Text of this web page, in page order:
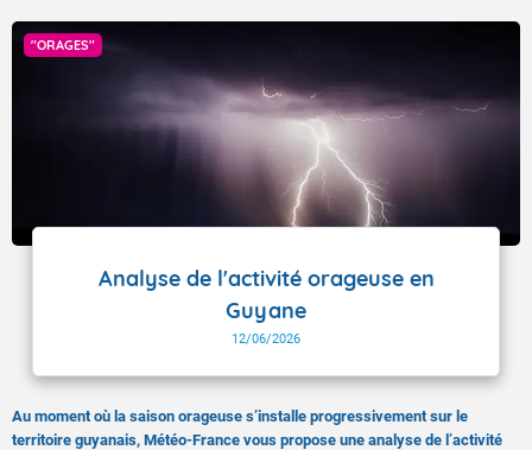
TOUS LES RÉSULTATS
Articles
"ORAGES"
Analyse de l'activité orageuse en
Guyane
12/06/2026
Au moment où la saison orageuse s’installe progressivement sur le
territoire guyanais, Météo-France vous propose une analyse de l’activité